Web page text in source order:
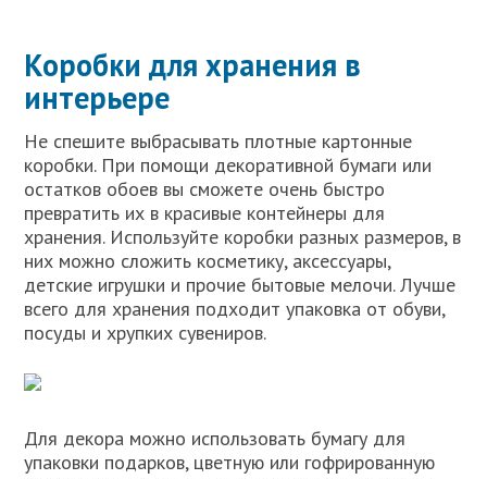
Коробки для хранения в
интерьере
Не спешите выбрасывать плотные картонные
коробки. При помощи декоративной бумаги или
остатков обоев вы сможете очень быстро
превратить их в красивые контейнеры для
хранения. Используйте коробки разных размеров, в
них можно сложить косметику, аксессуары,
детские игрушки и прочие бытовые мелочи. Лучше
всего для хранения подходит упаковка от обуви,
посуды и хрупких сувениров.
Для декора можно использовать бумагу для
упаковки подарков, цветную или гофрированную